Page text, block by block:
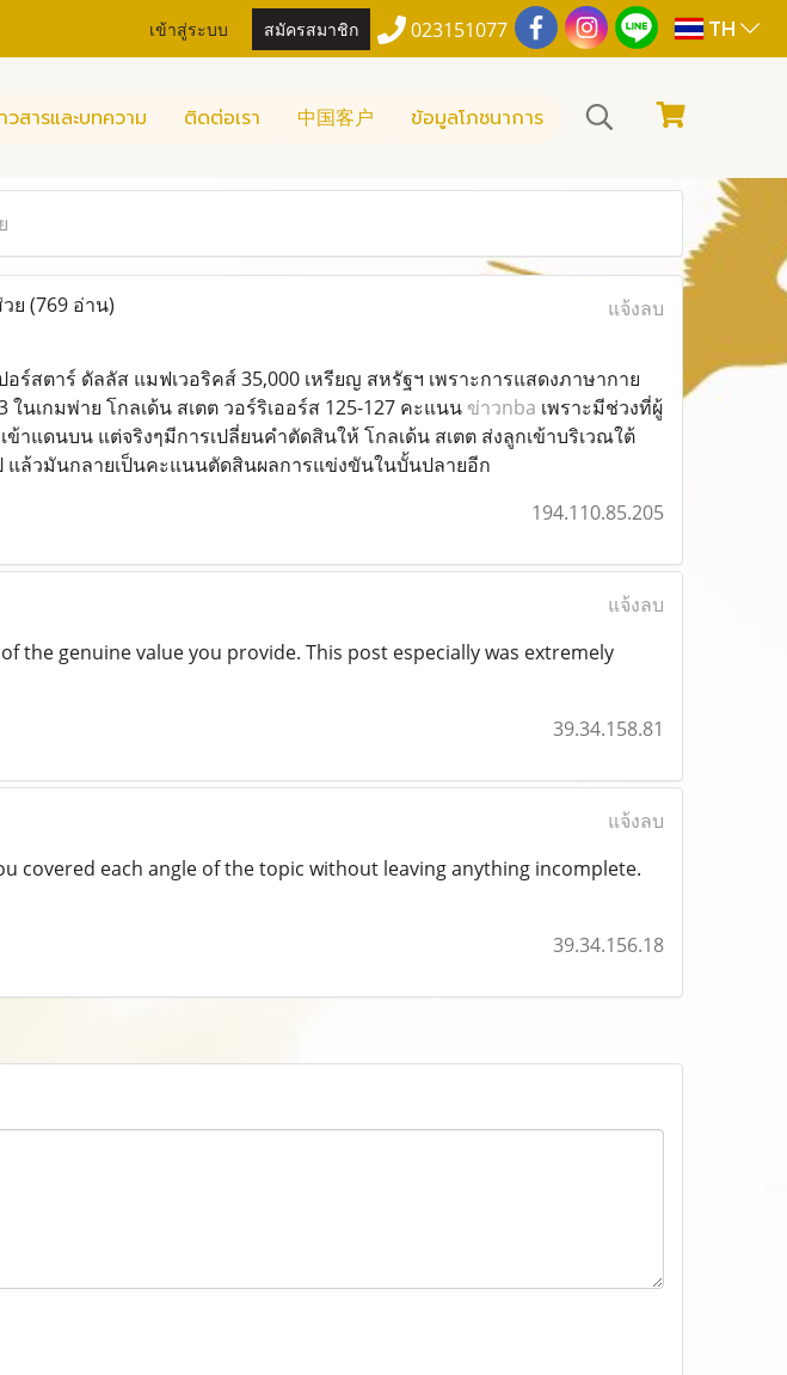
เข้าสู่ระบบ สมัครสมาชิก 023151077 TH
วสารและบทความ ติดต่อเรา 中国客户 ข้อมูลโภชนาการ
ย (769 อ่าน) แจ้งลบ
ร์สตาร์ ดัลลัส แมฟเวอริคส์ 35,000 เหรียญ สหรัฐฯ เพราะการแสดงภาษากาย
เกมพ่าย โกลเด้น สเตต วอร์ริเออร์ส 125-127 คะแนน ข่าวnba เพราะมีช่วงที่ผู้
าแดนบน แต่จริงๆมีการเปลี่ยนคำตัดสินให้ โกลเด้น สเตต ส่งลูกเข้าบริเวณใต้
แล้วมันกลายเป็นคะแนนตัดสินผลการแข่งขันในบั้นปลายอีก
194.110.85.205
แจ้งลบ
the genuine value you provide. This post especially was extremely
39.34.158.81
แจ้งลบ
covered each angle of the topic without leaving anything incomplete.
39.34.156.18